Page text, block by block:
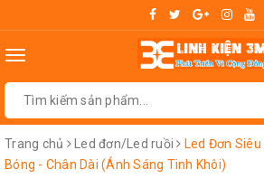
Toggle
Trang chủ Led đơn/Led ruồi
Led Đơn
Bóng - Chân Dài (Ánh Sáng Tinh Khôi)